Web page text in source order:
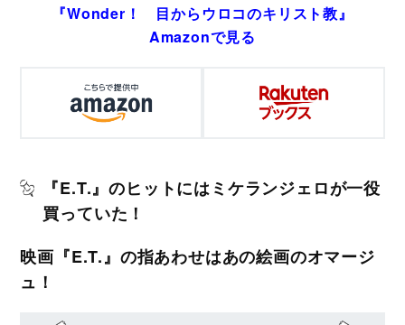
『Wonder！ 目からウロコのキリスト教』
Amazonで見る
『E.T.』のヒットにはミケランジェロが一役
買っていた！
映画『E.T.』の指あわせはあの絵画のオマージ
ュ！